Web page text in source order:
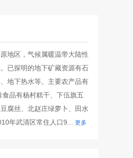
地区，气候属暖温带大陆性
已探明的地下矿藏资源有石
地下热水等。主要农产品有
食品有杨村糕干、下伍旗五
腐丝、北赵庄绿萝卜、田水
年武清区常住人口9... 更多